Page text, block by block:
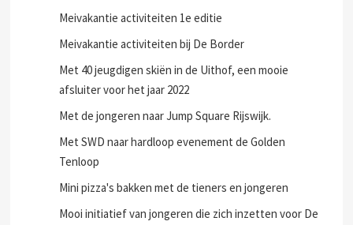
Meivakantie activiteiten 1e editie
Meivakantie activiteiten bij De Border
Met 40 jeugdigen skiën in de Uithof, een mooie
afsluiter voor het jaar 2022
Met de jongeren naar Jump Square Rijswijk.
Met SWD naar hardloop evenement de Golden
Tenloop
Mini pizza's bakken met de tieners en jongeren
Mooi initiatief van jongeren die zich inzetten voor De